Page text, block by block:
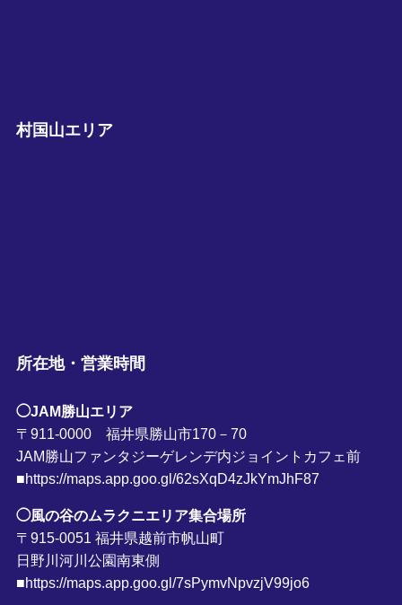
村国山エリア
所在地・営業時間
◯JAM勝山エリア
〒911-0000 福井県勝山市170－70
JAM勝山ファンタジーゲレンデ内ジョイントカフェ前
■https://maps.app.goo.gl/62sXqD4zJkYmJhF87
◯風の谷のムラクニエリア集合場所
〒915-0051 福井県越前市帆山町
日野川河川公園南東側
■https://maps.app.goo.gl/7sPymvNpvzjV99jo6